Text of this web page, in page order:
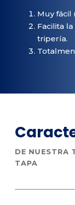
Muy fácil
Facilita
tripería.
DE NUESTRA
TAPA